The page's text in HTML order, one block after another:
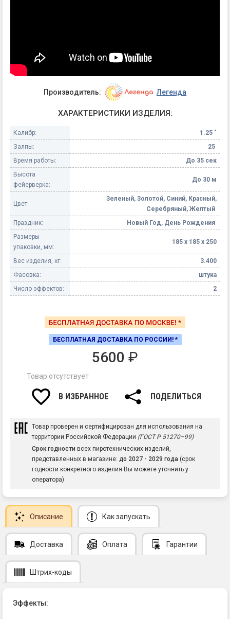
Производитель: Легенда
ХАРАКТЕРИСТИКИ ИЗДЕЛИЯ:
Калибр:
1.25 "
Залпы:
25
Время работы:
До 35 сек
Высота
фейерверка:
До 30 м
Цвет:
Зеленый, Золотой, Синий, Красный,
Серебряный, Желтый
Праздник:
Новый Год, День Рождения
Размеры
упаковки, мм:
185 х 185 х 250
Вес изделия, кг:
3.400
Фасовка:
штука
Число эффектов:
2
БЕСПЛАТНАЯ ДОСТАВКА ПО РОССИИ! *
5600 ₽
Товар отсутствует
В ИЗБРАННОЕ ПОДЕЛИТЬСЯ
Товар проверен и сертифицирован для использования на
территории Российской Федерации (ГОСТ Р 51270–99)
Срок годности всех пиротехнических изделий,
представленных в магазине: до 2027 - 2029 года (срок
годности конкретного изделия Вы можете уточнить у
оператора)
Описание Как запускать
Доставка Оплата Гарантии
Штрих-коды
Эффекты: